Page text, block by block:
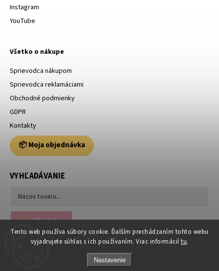
Tento web používa súbory cookie. Ďalším prechádzaním tohto webu
vyjadrujete súhlas s ich používaním. Viac informácií tu.
Nastavenie
Instagram
YouTube
Všetko o nákupe
Sprievodca nákupom
Sprievodca reklamáciami
Obchodné podmienky
GDPR
Kontakty
📦 Moja objednávka
VYHĽADÁVANIE
Hľadať